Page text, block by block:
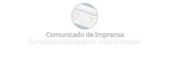
Comunicado de Imprensa
Da Responsabilidade do Autor/Entidade